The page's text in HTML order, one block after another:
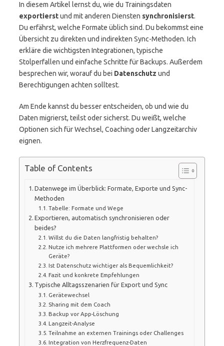
In diesem Artikel lernst du, wie du Trainingsdaten
exportierstund mit anderen Diensten synchronisierst.
Du erfährst, welche Formate üblich sind. Du bekommst eine
Übersicht zu direkten und indirekten Sync-Methoden. Ich
erkläre die wichtigsten Integrationen, typische
Stolperfallen und einfache Schritte für Backups. Außerdem
besprechen wir, worauf du bei Datenschutz und
Berechtigungen achten solltest.
Am Ende kannst du besser entscheiden, ob und wie du
Daten migrierst, teilst oder sicherst. Du weißt, welche
Optionen sich für Wechsel, Coaching oder Langzeitarchiv
eignen.
Table of Contents
Datenwege im Überblick: Formate, Exporte und Sync-
Methoden
Tabelle: Formate und Wege
Exportieren, automatisch synchronisieren oder
beides?
Willst du die Daten langfristig behalten?
Nutze ich mehrere Plattformen oder wechsle ich
Geräte?
Ist Datenschutz wichtiger als Bequemlichkeit?
Fazit und konkrete Empfehlungen
Typische Alltagsszenarien für Export und Sync
Gerätewechsel
Sharing mit dem Coach
Backup vor App-Löschung
Langzeit-Analyse
Teilnahme an externen Trainings oder Challenges
Integration von Herzfrequenz-Daten